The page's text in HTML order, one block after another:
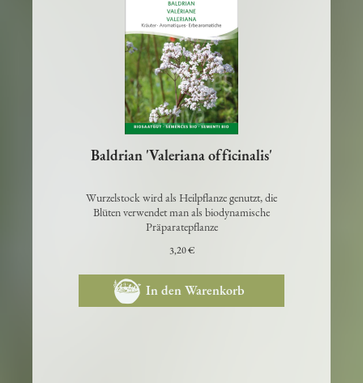
Wurzelstock wird als Heilpflanze genutzt, die
Blüten verwendet man als biodynamische
Präparatepflanze
In den Warenkorb